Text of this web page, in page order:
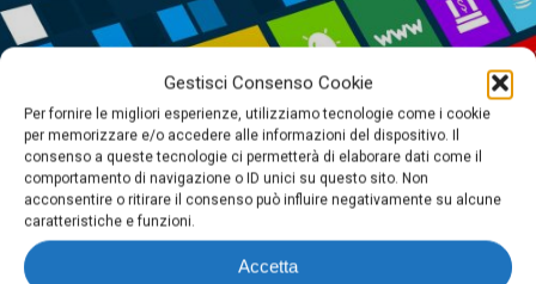
Gestisci Consenso Cookie
Per fornire le migliori esperienze, utilizziamo tecnologie come i cookie
per memorizzare e/o accedere alle informazioni del dispositivo. Il
consenso a queste tecnologie ci permetterà di elaborare dati come il
comportamento di navigazione o ID unici su questo sito. Non
acconsentire o ritirare il consenso può influire negativamente su alcune
caratteristiche e funzioni.
Accetta